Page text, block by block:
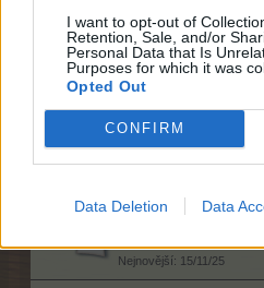
I want to opt-out of
Retention, Sale, and/or
Personal Data that Is
Purposes for which it was
Opted Out
CONFIRM
Data Deletion Data
Pondělí v(e)
Diskuse o hře
Diskuze:
Zlepšovací
Diskuze: 5 Zprávy: 476
15/11/25